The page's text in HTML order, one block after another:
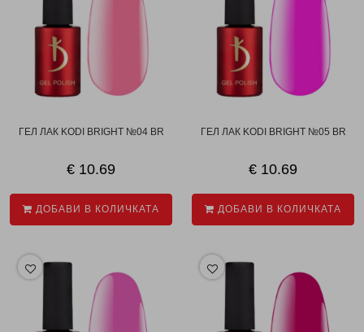
ГЕЛ ЛАК KODI BRIGHT №04 BR
€ 10.69
ДОБАВИ В КОЛИЧКАТА
ГЕЛ ЛАК KODI BRIGHT №05 BR
€ 10.69
ДОБАВИ В КОЛИЧКАТА